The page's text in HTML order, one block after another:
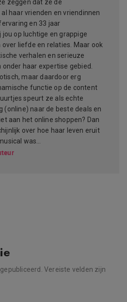
zeggen dat ze de
haar vrienden en vriendinnen
en 33 jaar
jou op luchtige en grappige
liefde en relaties. Maar ook
verhalen en serieuze
haar expertise gebied.
maar daardoor erg
functie op de content
speurt ze als echte
(online) naar de beste deals en
aan het online shoppen? Dan
over hoe haar leven eruit
was…
Vereiste velden zijn